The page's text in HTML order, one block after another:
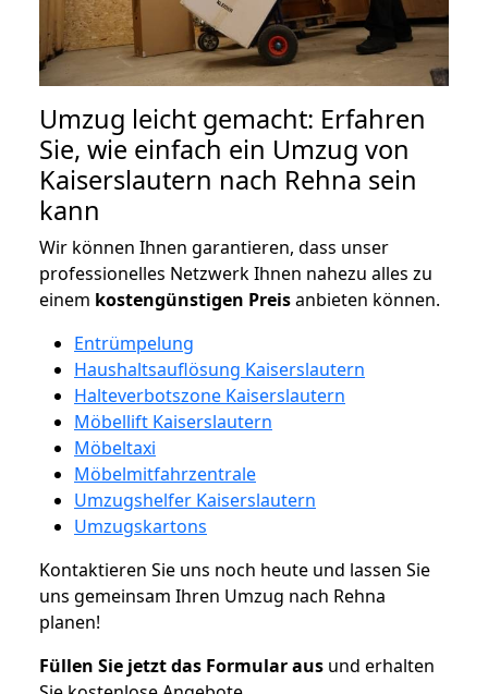
Umzug leicht gemacht: Erfahren
Sie, wie einfach ein Umzug von
Kaiserslautern nach Rehna sein
kann
Wir können Ihnen garantieren, dass unser
professionelles Netzwerk Ihnen nahezu alles zu
einem kostengünstigen Preisanbieten können.
Entrümpelung
Haushaltsauflösung Kaiserslautern
Halteverbotszone Kaiserslautern
Möbellift Kaiserslautern
Möbeltaxi
Möbelmitfahrzentrale
Umzugshelfer Kaiserslautern
Umzugskartons
Kontaktieren Sie uns noch heute und lassen Sie
uns gemeinsam Ihren Umzug nach Rehna
planen!
Füllen Sie jetzt das Formular aus und erhalten